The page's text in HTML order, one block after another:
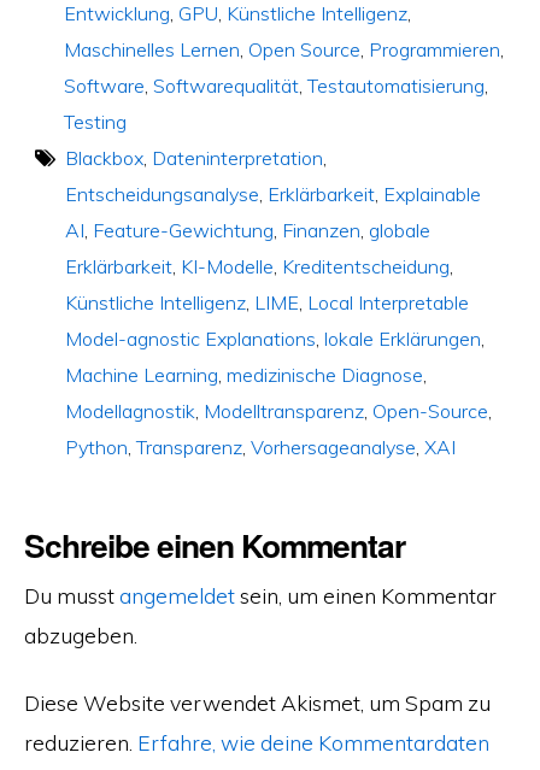
Entwicklung, GPU, Künstliche Intelligenz,
Maschinelles Lernen, Open Source, Programmieren,
Software, Softwarequalität,Testautomatisierung,
Testing
Blackbox, Dateninterpretation,
Entscheidungsanalyse, Erklärbarkeit, Explainable
AI, Feature-Gewichtung, Finanzen, globale
Erklärbarkeit, KI-Modelle, Kreditentscheidung,
Künstliche Intelligenz, LIME, Local Interpretable
Model-agnostic Explanations, lokale Erklärungen,
Machine Learning, medizinische Diagnose,
Modellagnostik, Modelltransparenz, Open-Source,
Python,Transparenz, Vorhersageanalyse, XAI
Schreibe einen Kommentar
Du musstangemeldetsein, um einen Kommentar
abzugeben.
Diese Website verwendet Akismet, um Spam zu
reduzieren. Erfahre, wie deine Kommentardaten